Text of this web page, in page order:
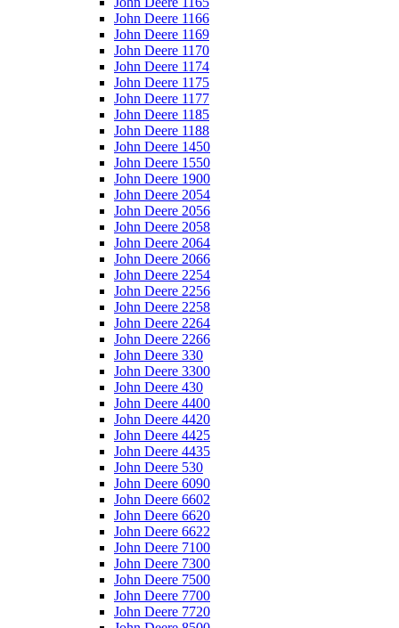
John Deere 1166
John Deere 1169
John Deere 1170
John Deere 1174
John Deere 1175
John Deere 1177
John Deere 1185
John Deere 1188
John Deere 1450
John Deere 1550
John Deere 1900
John Deere 2054
John Deere 2056
John Deere 2058
John Deere 2064
John Deere 2066
John Deere 2254
John Deere 2256
John Deere 2258
John Deere 2264
John Deere 2266
John Deere 330
John Deere 3300
John Deere 430
John Deere 4400
John Deere 4420
John Deere 4425
John Deere 4435
John Deere 530
John Deere 6090
John Deere 6602
John Deere 6620
John Deere 6622
John Deere 7100
John Deere 7300
John Deere 7500
John Deere 7700
John Deere 7720